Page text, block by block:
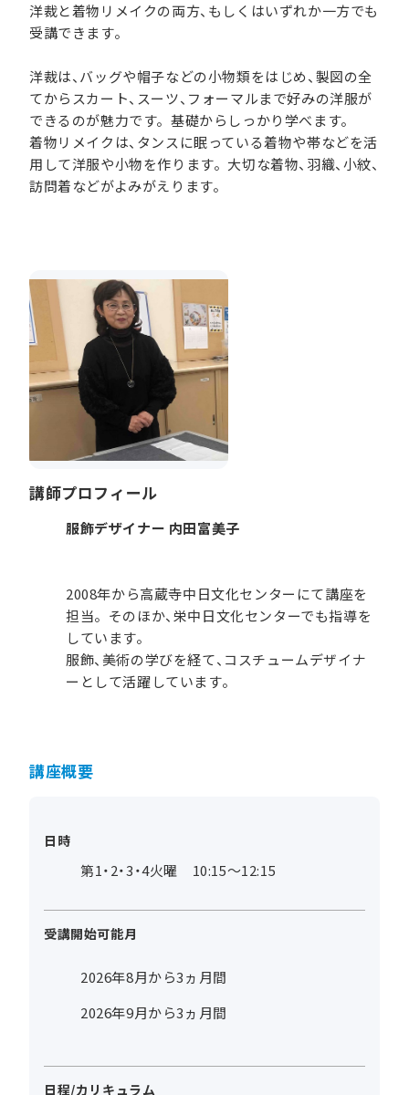
洋裁と着物リメイクの両方、もしくはいずれか一方でも
受講できます。
洋裁は、バッグや帽子などの小物類をはじめ、製図の全
てからスカート、スーツ、フォーマルまで好みの洋服が
できるのが魅力です。基礎からしっかり学べます。
着物リメイクは、タンスに眠っている着物や帯などを活
用して洋服や小物を作ります。大切な着物、羽織、小紋、
訪問着などがよみがえります。
講師プロフィール
服飾デザイナー 内田富美子
2008年から高蔵寺中日文化センターにて講座を
担当。そのほか、栄中日文化センターでも指導を
しています。
服飾、美術の学びを経て、コスチュームデザイナ
ーとして活躍しています。
講座概要
日時
第1・2・3・4火曜 10:15～12:15
受講開始可能月
2026年8月から3ヵ月間
2026年9月から3ヵ月間
日程/カリキュラム